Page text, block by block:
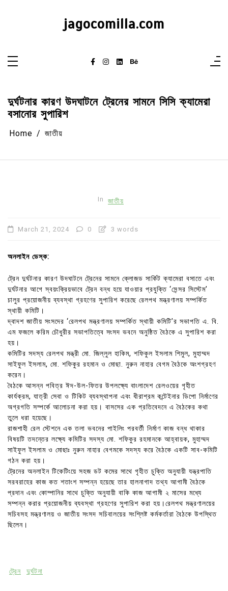
jagocomilla.com
দুর্ঘটনার কারণ উদঘাটনে ট্রেনের সামনে সিসি ক্যামেরা
বসানোর সুপারিশ
Home জাতীয়
In জাতীয়
March 21, 2024 0 3 words
অনলাইন ডেস্ক:
ট্রেন দুর্ঘটনার কারণ উদঘাটনে ট্রেনের সামনে ক্লোজড সার্কিট ক্যামেরা বসাতে এবং
দুর্ঘটনার আগে স্বয়ংক্রিয়ভাবে ট্রেন বন্ধ হয়ে যাওয়ার প্রযুক্তি ‘সেন্সর সিস্টেম’
চালুর প্রয়োজনীয় ব্যবস্থা গ্রহণের সুপারিশ করেছে রেলপথ মন্ত্রণালয় সম্পর্কিত
স্থায়ী কমিটি।
দ্বাদশ জাতীয় সংসদের ‘রেলপথ মন্ত্রণালয় সম্পর্কিত স্থায়ী কমিটি’র সভাপতি এ. বি.
এম ফজলে করিম চৌধুরীর সভাপতিত্বে সংসদ ভবনে অনুষ্ঠিত বৈঠকে এ সুপারিশ করা
হয়।
কমিটির সদস্য রেলপথ মন্ত্রী মো. জিল্লুল হাকিম, শফিকুল ইসলাম শিমুল, মুহাম্মদ
সাইফুল ইসলাম, মো. শফিকুর রহমান ও মোছা. নুরুন নাহার বেগম বৈঠকে অংশগ্রহণ
করেন।
বৈঠকে আসন্ন পবিত্র ঈদ-উল-ফিতর উপলক্ষ্যে বাংলাদেশ রেলওয়ের গৃহীত
কার্যক্রম, যাত্রী সেবা ও টিকিট ব্যবস্থাপনা এবং ধীরাশ্রম কন্টেইনার ডিপো নির্মাণের
অগ্রগতি সম্পর্কে আলোচনা করা হয়। বাসসের এক প্রতিবেদনে এ বৈঠকের কথা
তুলে ধরা হয়েছে।
রাজশাহী রেল স্টেশনে এক তলা ভবনের পাইলিং পরবর্তী নির্মাণ কাজ বন্ধ থাকার
বিষয়টি তদন্তের লক্ষ্যে কমিটির সদস্য মো. শফিকুর রহমানকে আহ্বায়ক, মুহাম্মদ
সাইফুল ইসলাম ও মোছাঃ নুরুন নাহার বেগমকে সদস্য করে বৈঠকে একটি সাব-কমিটি
গঠন করা হয়।
ট্রেনের অনলাইন টিকেটিংয়ে সহজ ডট কমের সাথে গৃহীত চুক্তি অনুযায়ী যন্ত্রপাতি
সরবরাহের কাজ কত শতাংশ সম্পন্ন হয়েছে তার হালনাগাদ তথ্য আগামী বৈঠকে
প্রদান এবং কোম্পানির সাথে চুক্তি অনুযায়ী বাকি কাজ আগামী ২ মাসের মধ্যে
সম্পন্ন করার প্রয়োজনীয় ব্যবস্থা গ্রহণের সুপারিশ করা হয়।রেলপথ মন্ত্রণালয়ের
সচিবসহ মন্ত্রণালয় ও জাতীয় সংসদ সচিবালয়ের সংশ্লিষ্ট কর্মকর্তারা বৈঠকে উপস্থিত
ছিলেন।
ট্রেন দুর্ঘটনা